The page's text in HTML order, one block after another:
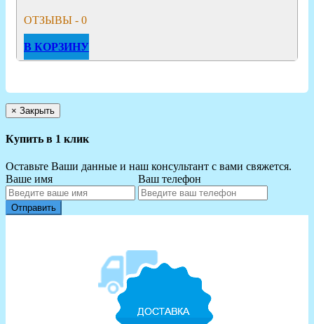
ОТЗЫВЫ - 0
В КОРЗИНУ
× Закрыть
Купить в 1 клик
Оставьте Ваши данные и наш консультант с вами свяжется.
Ваше имя
Ваш телефон
Отправить